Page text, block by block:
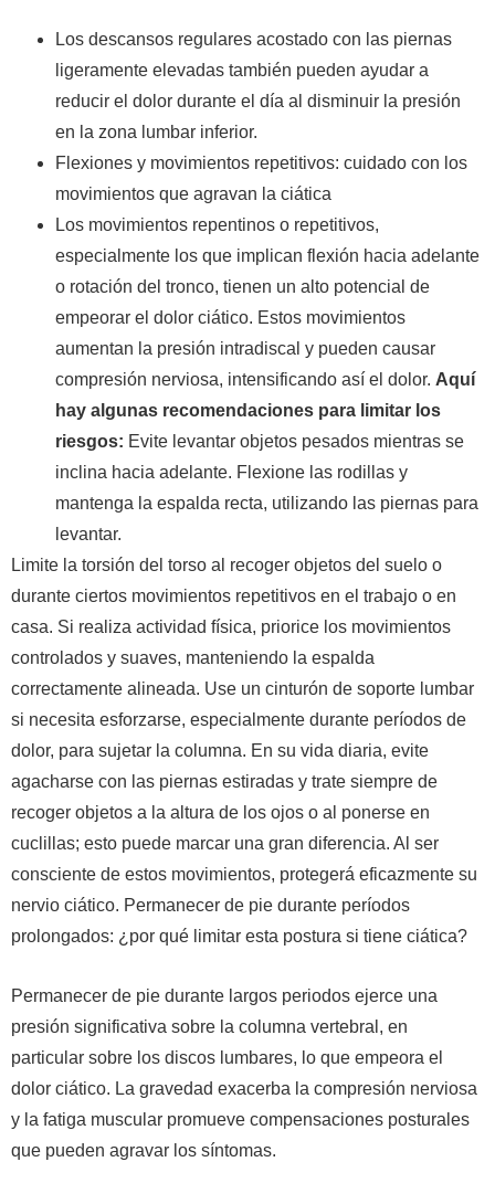
Los descansos regulares acostado con las piernas
ligeramente elevadas también pueden ayudar a
reducir el dolor durante el día al disminuir la presión
en la zona lumbar inferior.
Flexiones y movimientos repetitivos: cuidado con los
movimientos que agravan la ciática
Los movimientos repentinos o repetitivos,
especialmente los que implican flexión hacia adelante
o rotación del tronco, tienen un alto potencial de
empeorar el dolor ciático. Estos movimientos
aumentan la presión intradiscal y pueden causar
compresión nerviosa, intensificando así el dolor. Aquí
hay algunas recomendaciones para limitar los
riesgos: Evite levantar objetos pesados ​​mientras se
inclina hacia adelante. Flexione las rodillas y
mantenga la espalda recta, utilizando las piernas para
levantar.
Limite la torsión del torso al recoger objetos del suelo o
durante ciertos movimientos repetitivos en el trabajo o en
casa. Si realiza actividad física, priorice los movimientos
controlados y suaves, manteniendo la espalda
correctamente alineada. Use un cinturón de soporte lumbar
si necesita esforzarse, especialmente durante períodos de
dolor, para sujetar la columna. En su vida diaria, evite
agacharse con las piernas estiradas y trate siempre de
recoger objetos a la altura de los ojos o al ponerse en
cuclillas; esto puede marcar una gran diferencia. Al ser
consciente de estos movimientos, protegerá eficazmente su
nervio ciático. Permanecer de pie durante períodos
prolongados: ¿por qué limitar esta postura si tiene ciática?
Permanecer de pie durante largos periodos ejerce una
presión significativa sobre la columna vertebral, en
particular sobre los discos lumbares, lo que empeora el
dolor ciático. La gravedad exacerba la compresión nerviosa
y la fatiga muscular promueve compensaciones posturales
que pueden agravar los síntomas.